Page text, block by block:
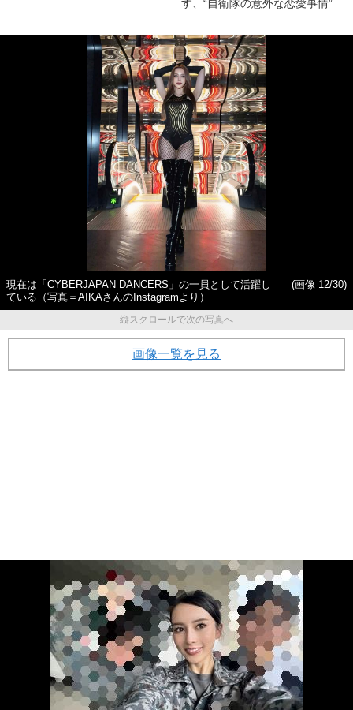
す、“自衛隊の意外な恋愛事情”
現在は「CYBERJAPAN DANCERS」の一員として活躍し
ている（写真＝AIKAさんのInstagramより）
(画像 12/30)
縦スクロールで次の写真へ
画像一覧を見る